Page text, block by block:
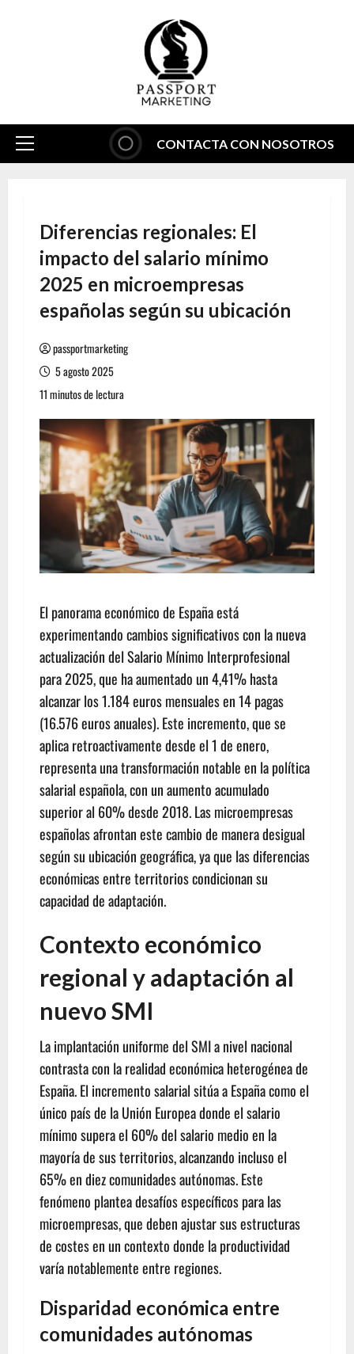
Menú
CONTACTA CON NOSOTROS
Diferencias regionales: El
impacto del salario mínimo
2025 en microempresas
españolas según su ubicación
passportmarketing
5 agosto 2025
11 minutos de lectura
El panorama económico de España está
experimentando cambios significativos con la nueva
actualización del Salario Mínimo Interprofesional
para 2025, que ha aumentado un 4,41% hasta
alcanzar los 1.184 euros mensuales en 14 pagas
(16.576 euros anuales). Este incremento, que se
aplica retroactivamente desde el 1 de enero,
representa una transformación notable en la política
salarial española, con un aumento acumulado
superior al 60% desde 2018. Las microempresas
españolas afrontan este cambio de manera desigual
según su ubicación geográfica, ya que las diferencias
económicas entre territorios condicionan su
capacidad de adaptación.
Contexto económico
regional y adaptación al
nuevo SMI
La implantación uniforme del SMI a nivel nacional
contrasta con la realidad económica heterogénea de
España. El incremento salarial sitúa a España como el
único país de la Unión Europea donde el salario
mínimo supera el 60% del salario medio en la
mayoría de sus territorios, alcanzando incluso el
65% en diez comunidades autónomas. Este
fenómeno plantea desafíos específicos para las
microempresas, que deben ajustar sus estructuras
de costes en un contexto donde la productividad
varía notablemente entre regiones.
Disparidad económica entre
comunidades autónomas